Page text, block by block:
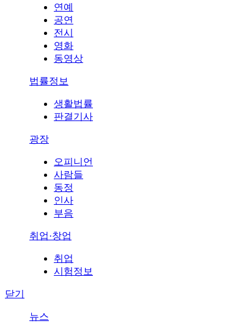
연예
공연
전시
영화
동영상
법률정보
생활법률
판결기사
광장
오피니언
사람들
동정
인사
부음
취업·창업
취업
시험정보
닫기
뉴스